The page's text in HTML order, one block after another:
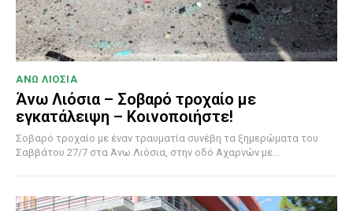
ΑΝΩ ΛΙΟΣΙΑ
Άνω Λιόσια – Σοβαρό τροχαίο με
εγκατάλειψη – Κοινοποιήστε!
Σοβαρό τροχαίο με έναν τραυματία συνέβη τα ξημερώματα του
Σαββάτου 27/7 στα Άνω Λιόσια, στην οδό Αχαρνών με...